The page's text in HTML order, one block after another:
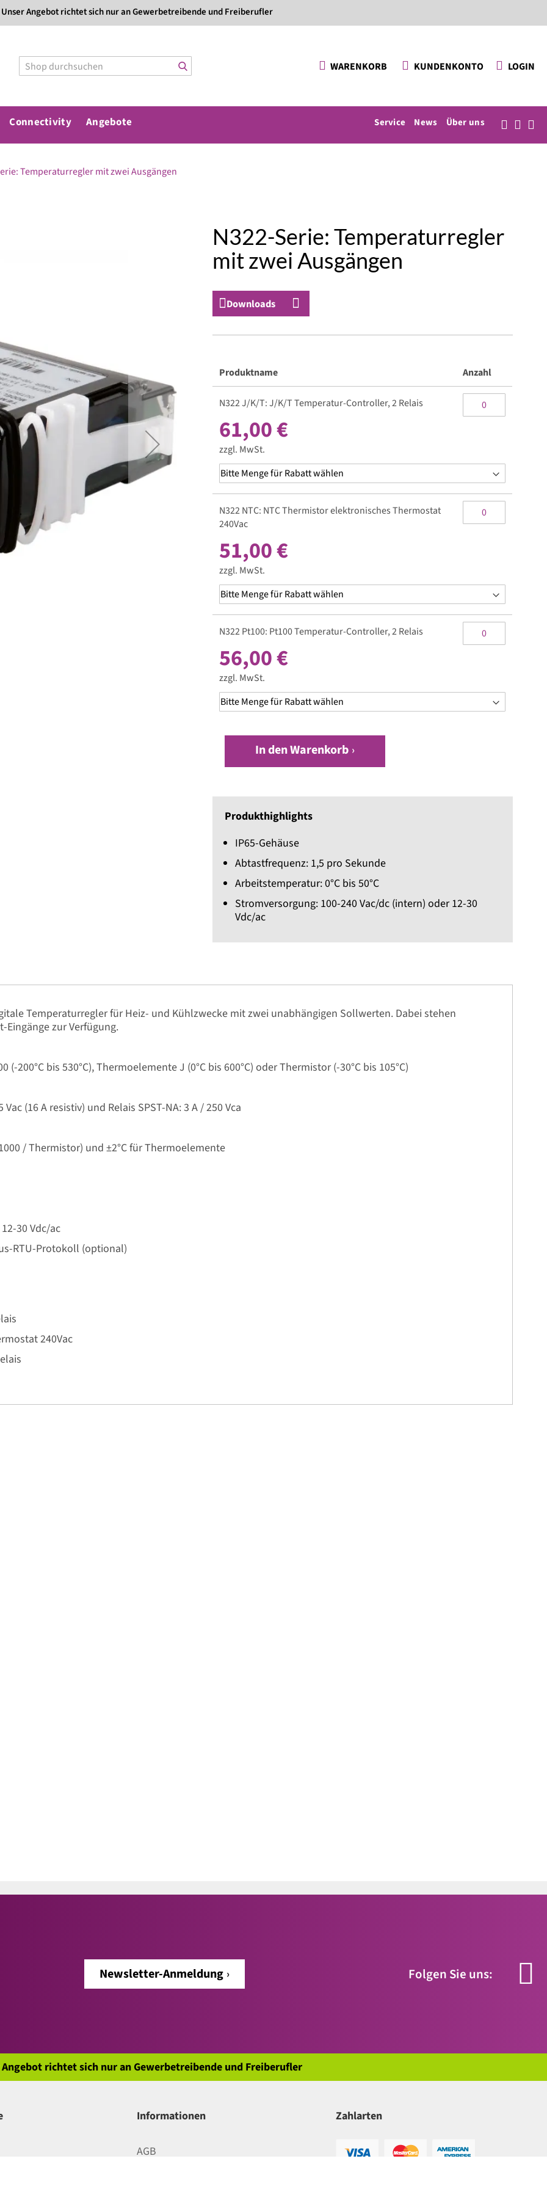
Direkt
zum
Unser Angebot richtet sich nur an Gewerbetreibende und Freiberufler
WARENKORB KUNDENKONTO LOGIN
Connectivity Angebote Service News Über uns
Temperaturregler mit zwei Ausgängen
N322-Serie: Temperaturregler
mit zwei Ausgängen
Downloads
Produkte
Artikel
Produktname Anzahl
N322 J/K/T: J/K/T Temperatur-Controller, 2 Relais
61,00 €
zzgl. MwSt.
N322 NTC: NTC Thermistor elektronisches Thermostat
240Vac
51,00 €
zzgl. MwSt.
N322 Pt100: Pt100 Temperatur-Controller, 2 Relais
56,00 €
zzgl. MwSt.
In den Warenkorb
Produkthighlights
IP65-Gehäuse
Abtastfrequenz: 1,5 pro Sekunde
Arbeitstemperatur: 0°C bis 50°C
Stromversorgung: 100-240 Vac/dc (intern) oder 12-30
Vdc/ac
Temperaturregler für Heiz- und Kühlzwecke mit zwei unabhängigen Sollwerten. Dabei stehen
Eingänge zur Verfügung.
(-200°C bis 530°C), Thermoelemente J (0°C bis 600°C) oder Thermistor (-30°C bis 105°C)
(16 A resistiv) und Relais SPST-NA: 3 A / 250 Vca
/ Thermistor) und ±2°C für Thermoelemente
30 Vdc/ac
RTU-Protokoll (optional)
240Vac
Newsletter-Anmeldung Folgen Sie uns:
Angebot richtet sich nur an Gewerbetreibende und Freiberufler
Informationen
AGB
Zahlarten